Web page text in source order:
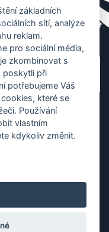
programy
základních
sítí, analýze
reklam.
pro sociální média,
zkombinovat s
poskytli při
potřebujeme Váš
které se
Používání
vlastním
kdykoliv změnit.